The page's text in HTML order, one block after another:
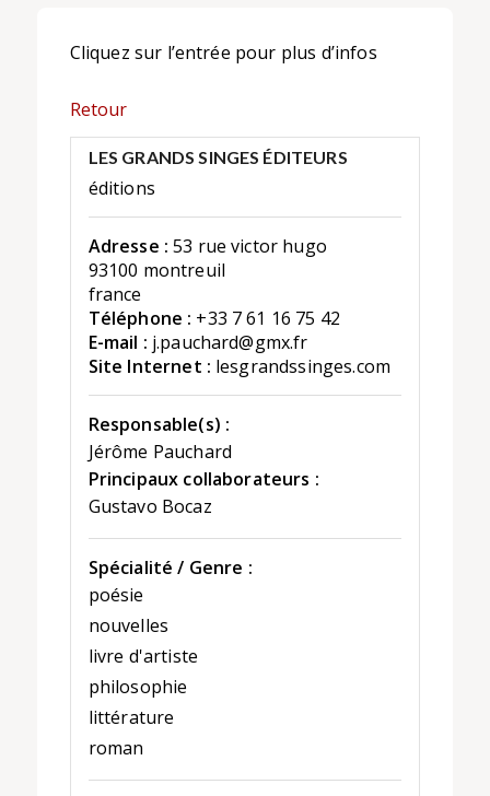
Cliquez sur l’entrée pour plus d’infos
Retour
LES GRANDS SINGES ÉDITEURS
éditions
Adresse : 53 rue victor hugo
93100 montreuil
france
Téléphone : +33 7 61 16 75 42
E-mail : j.pauchard@gmx.fr
Site Internet : lesgrandssinges.com
Responsable(s) :
Jérôme Pauchard
Principaux collaborateurs :
Gustavo Bocaz
Spécialité / Genre :
poésie
nouvelles
livre d'artiste
philosophie
littérature
roman